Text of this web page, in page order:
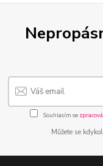
Souhlasím se
Můžete se